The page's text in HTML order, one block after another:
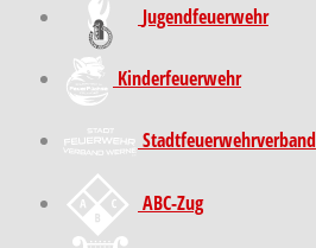
Jugendfeuerwehr
Kinder­feuer­wehr
Stadt­feuer­wehr­verband
ABC-Zug